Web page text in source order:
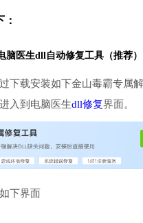
脑医生dll自动修复工具（推荐）
下载安装如下金山毒霸专属
入到电脑医生dll修复界面。
下界面